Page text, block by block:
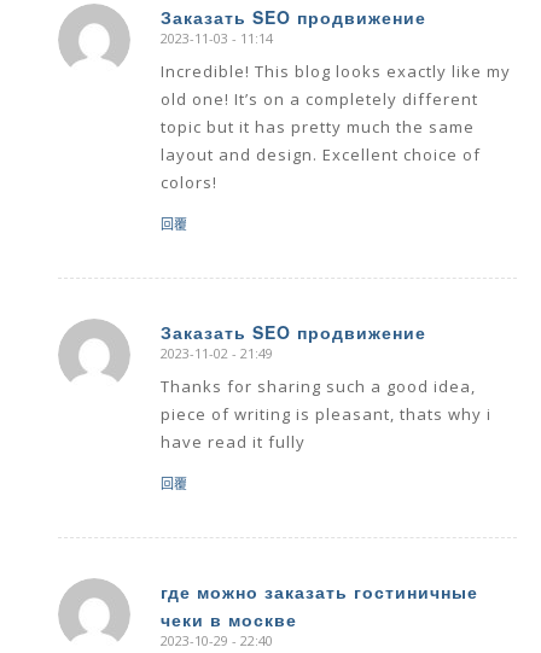
Заказать SEO продвижение
says:
2023-11-03 - 11:14
Incredible! This blog looks exactly like my
old one! It’s on a completely different
topic but it has pretty much the same
layout and design. Excellent choice of
colors!
回覆
Заказать SEO продвижение
says:
2023-11-02 - 21:49
Thanks for sharing such a good idea,
piece of writing is pleasant, thats why i
have read it fully
回覆
где можно заказать гостиничные
чеки в москве
says:
2023-10-29 - 22:40